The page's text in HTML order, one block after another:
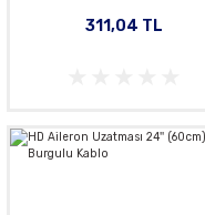
311,04 TL